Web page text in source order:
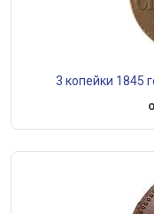
3 копейки 1845